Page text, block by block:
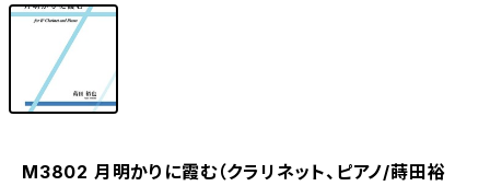
M3802 月明かりに霞む（クラリネット、ピアノ/蒔田裕